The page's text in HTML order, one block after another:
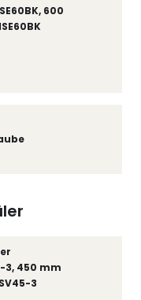
600
3, 450 mm
3